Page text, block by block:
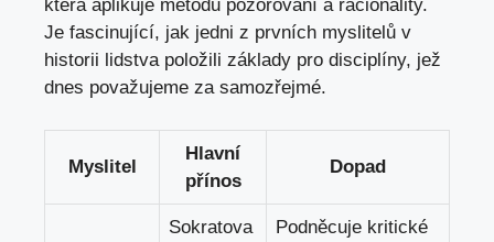
která aplikuje metodu pozorování a racionality.​
Je fascinující, jak ⁢jedni⁤ z prvních myslitelů v
⁢historii lidstva položili základy‌ pro disciplíny, jež
dnes považujeme za samozřejmé.
Myslitel
Hlavní
přínos
Dopad
Sokratova
Podněcuje kritické ​